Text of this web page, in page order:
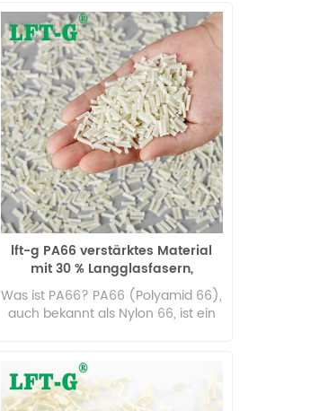
lft-g PA66 verstärktes Material
mit 30 % Langglasfasern,
Spezifikation Polyamid66
modifizierter Kunststoff
Was ist PA66? PA66 (Polyamid 66),
auch bekannt als Nylon 66, ist ein
Elektro-, Elektronik- und
Industriebranche weit verbreitet ist.
Er zeichnet sich durch